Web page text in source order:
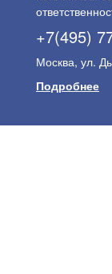
+7(495)
Москва, ул.
Подробнее